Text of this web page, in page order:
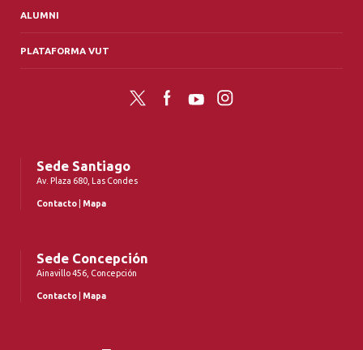
ALUMNI
PLATAFORMA VUT
Twitter FacebookYouTubeInstagram
Sede Santiago
Av. Plaza 680, Las Condes
Contacto Mapa
Sede Concepción
Ainavillo 456, Concepción
Contacto Mapa